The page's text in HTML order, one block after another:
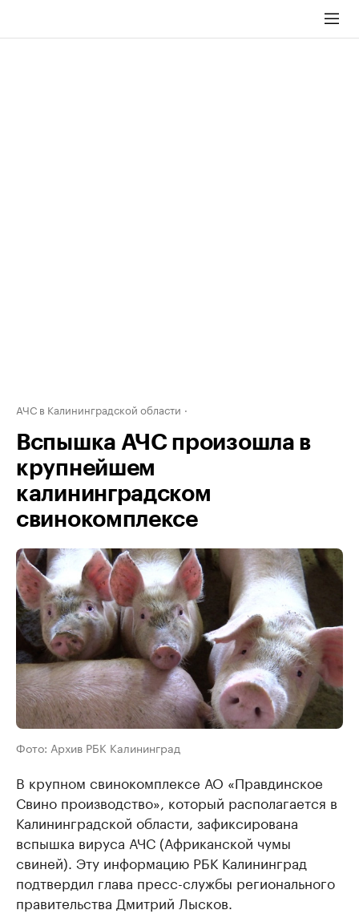
АЧС в Калининградской области
Вспышка АЧС произошла в
крупнейшем
калининградском
свинокомплексе
Фото: Архив РБК Калининград
В крупном свинокомплексе АО «Правдинское
Свино производство», который располагается в
Калининградской области, зафиксирована
вспышка вируса АЧС (Африканской чумы
свиней). Эту информацию РБК Калининград
подтвердил глава пресс-службы регионального
правительства Дмитрий Лысков.